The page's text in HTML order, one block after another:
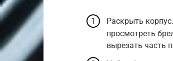
Раскрыть
просмотреть
вырезать часть